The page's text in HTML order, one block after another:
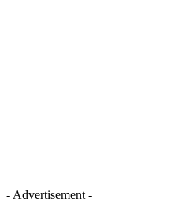
- Advertisement -